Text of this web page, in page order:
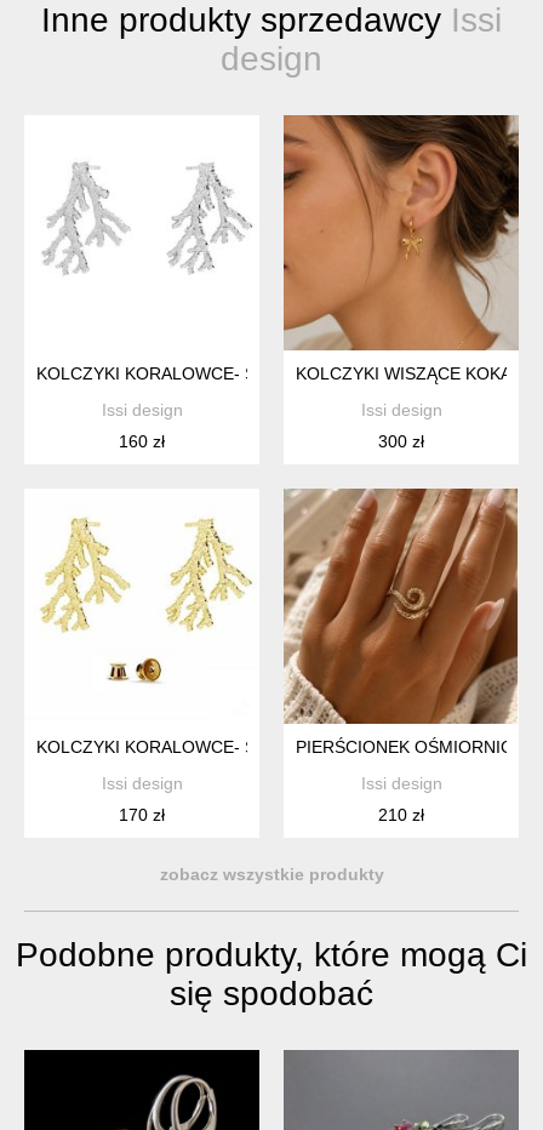
Inne produkty sprzedawcy Issi
design
KOLCZYKI KORALOWCE- SREBRO 925
Issi design
160 zł
KOLCZYKI WISZĄCE
Issi design
300 zł
KOLCZYKI KORALOWCE- SREBRO ZŁOCONE 24K
Issi design
170 zł
PIERŚCIONEK OŚMIORNICA -
Issi design
210 zł
zobacz wszystkie produkty
Podobne produkty, które mogą Ci
się spodobać